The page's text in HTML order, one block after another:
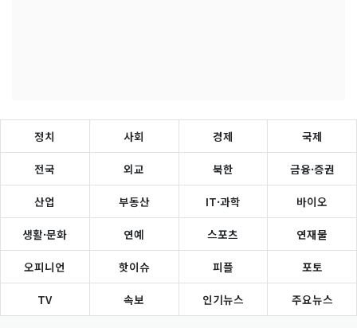
정치 사회 경제 국제
전국 외교 북한 금융·증권
산업 부동산 IT·과학 바이오
생활·문화 연예 스포츠 연재물
오피니언 핫이슈 피플 포토
TV 속보 인기뉴스 주요뉴스